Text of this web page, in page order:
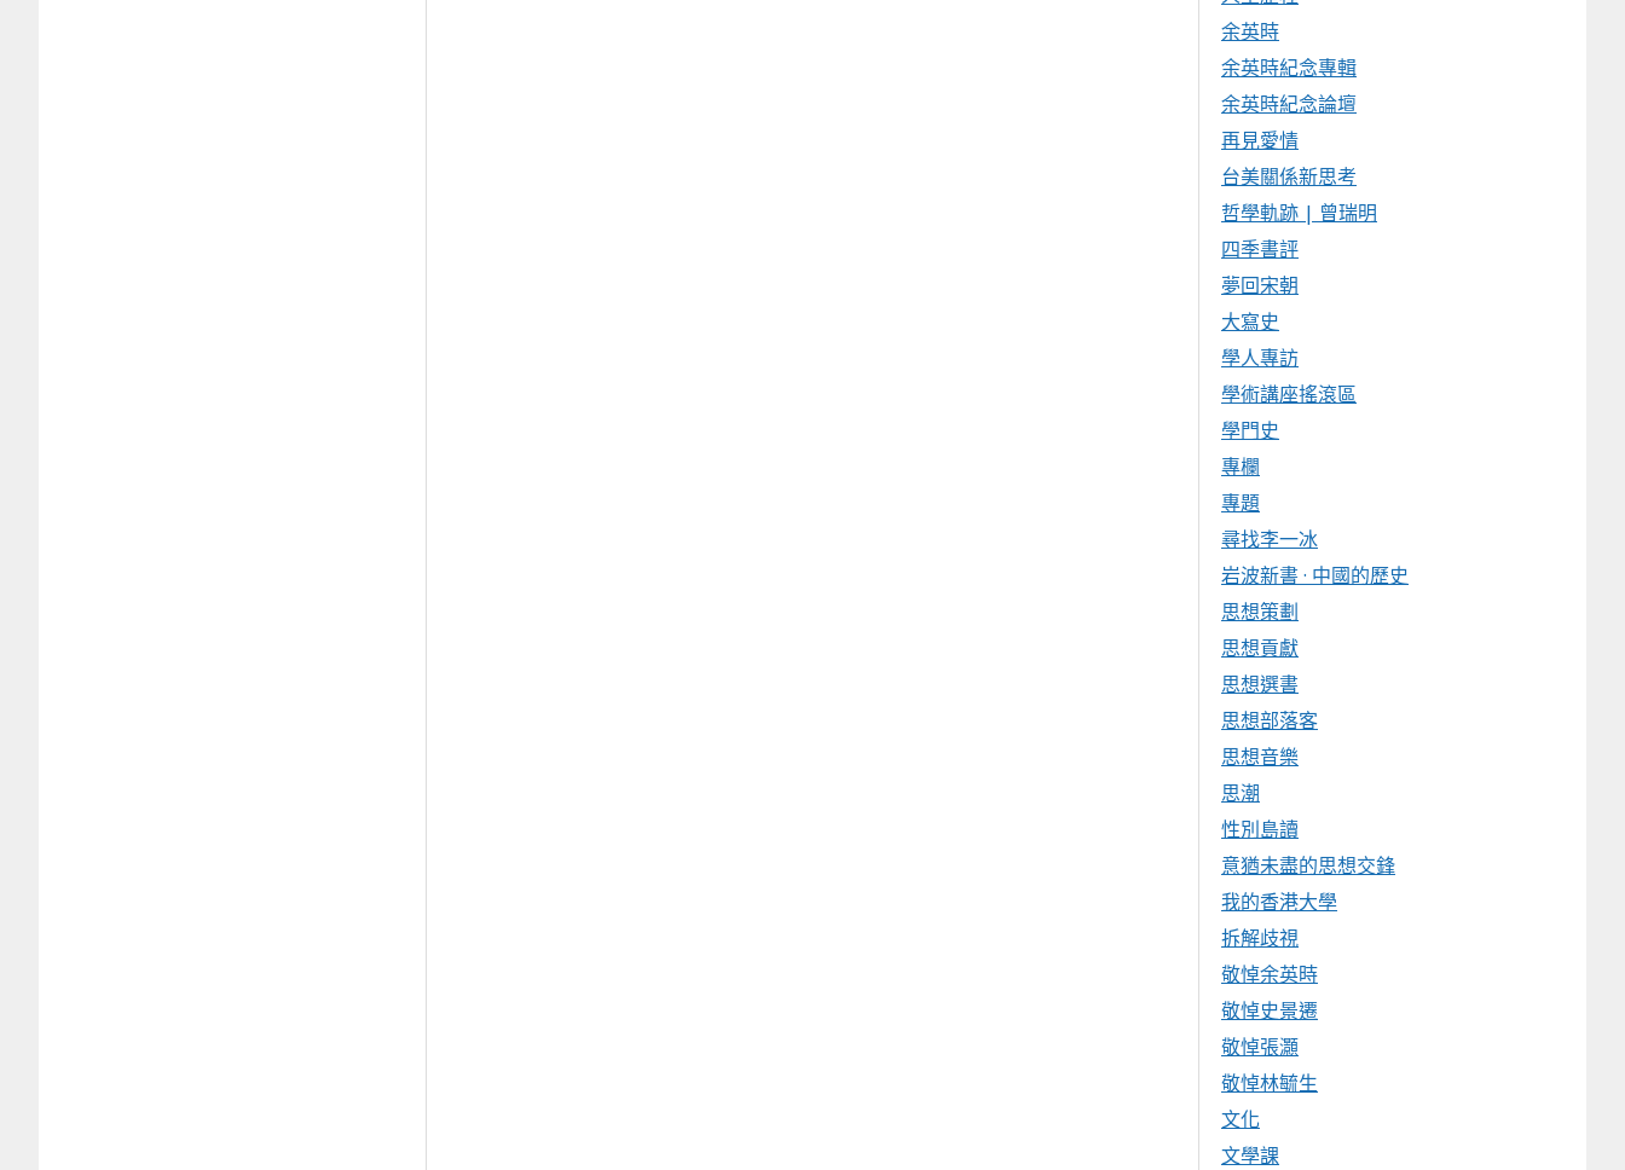
余英時
余英時紀念專輯
余英時紀念論壇
再見愛情
台美關係新思考
哲學軌跡 | 曾瑞明
四季書評
夢回宋朝
大寫史
學人專訪
學術講座搖滾區
學門史
專欄
專題
尋找李一冰
岩波新書 · 中國的歷史
思想策劃
思想貢獻
思想選書
思想部落客
思想音樂
思潮
性別島讀
意猶未盡的思想交鋒
我的香港大學
拆解歧視
敬悼余英時
敬悼史景遷
敬悼張灝
敬悼林毓生
文化
文學課